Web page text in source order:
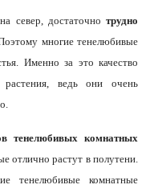
север, достаточно трудно
многие тенелюбивые
Именно за это качество
ведь они очень
тенелюбивых комнатных
отлично растут в полутени.
тенелюбивые комнатные